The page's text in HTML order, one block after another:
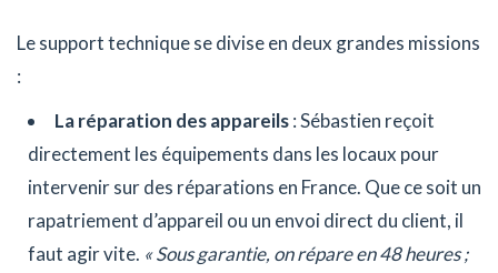
Le support technique se divise en deux grandes missions
:
La réparation des appareils: Sébastien reçoit
directement les équipements dans les locaux pour
intervenir sur des réparations en France. Que ce soit un
rapatriement d’appareil ou un envoi direct du client, il
faut agir vite. « Sous garantie, on répare en 48 heures ;